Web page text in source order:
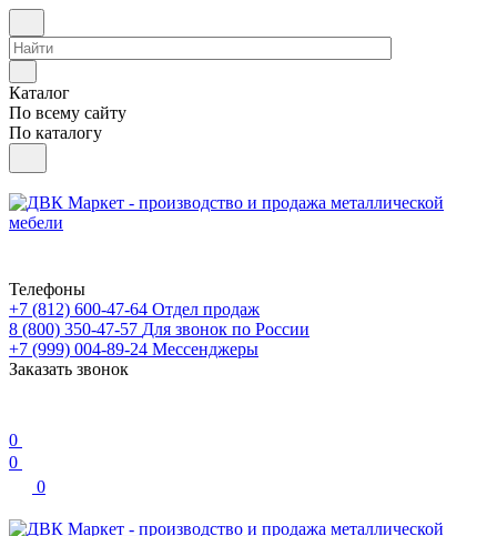
Каталог
По всему сайту
По каталогу
Телефоны
+7 (812) 600-47-64 Отдел продаж
8 (800) 350-47-57 Для звонок по России
+7 (999) 004-89-24 Мессенджеры
Заказать звонок
0
0
0